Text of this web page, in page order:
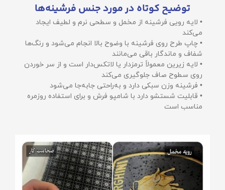
توضیح کوتاه در مورد جنس فرشینه‌ها
• لایه رویی فرشینه از مخمل و سطحی نرم و لطیف ایجاد
می‌کند
• چاپ طرح روی فرشینه با وضوح بالا انجام می‌شود و رنگ‌ها
شفاف و ماندگار باقی می‌مانند
• لایه زیرین معمولاً ترمزدار یا لاتکس‌دار است و از سر خوردن
روی سطوح صاف جلوگیری می‌کند
• فرشینه وزن سبکی دارد و به‌راحتی جابه‌جا می‌شود
• قابلیت شستشو دارد با شامپو فرش و برای استفاده روزمره
مناسب است